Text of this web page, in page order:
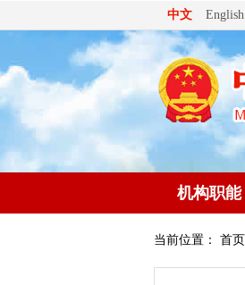
中文 English
机构职能
当前位置： 首页